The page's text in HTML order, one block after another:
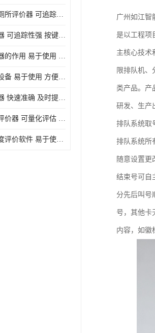
如江智慧厕所评价器 可追踪性强 及时提供反馈
安卓评价器 可追踪性强 按键响应速度
服务评价器的作用 易于使用 按键响应速度
政务服务设备 易于使用 方便数据记录和分析
按键评价器 快速准确 及时提供反馈
柜台服务评价器 可量化评估 及时提供反馈
服务满意度评价软件 易于使用 及时提供反馈
广州如江智
是以工程项
主核心技术
限排队机
类产品。产
研发、生产
排队系统取
排队系统所
随意设置更
结束号可自
分先后叫号
号，其他卡
内容，如徽